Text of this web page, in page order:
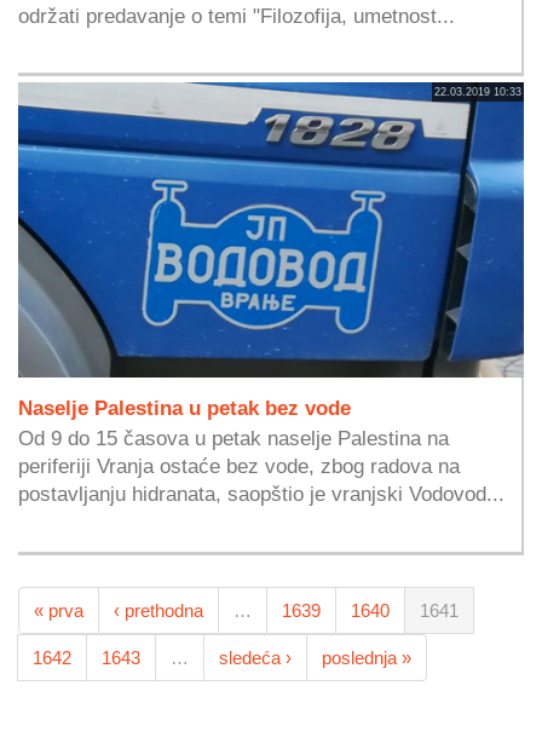
održati predavanje o temi "Filozofija, umetnost...
22.03.2019 10:33
Naselje Palestina u petak bez vode
Od 9 do 15 časova u petak naselje Palestina na
periferiji Vranja ostaće bez vode, zbog radova na
postavljanju hidranata, saopštio je vranjski Vodovod...
« prva ‹ prethodna … 1639 1640 1641
1642 1643 … sledeća › poslednja »